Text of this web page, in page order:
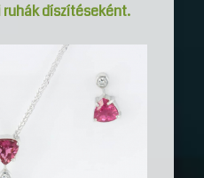
díszítéseként.